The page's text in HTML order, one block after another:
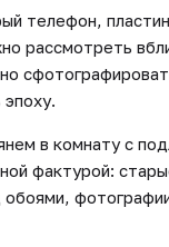
телефон,
рассмотреть
эпоху.
в комнату с
фактурой:
обоями,